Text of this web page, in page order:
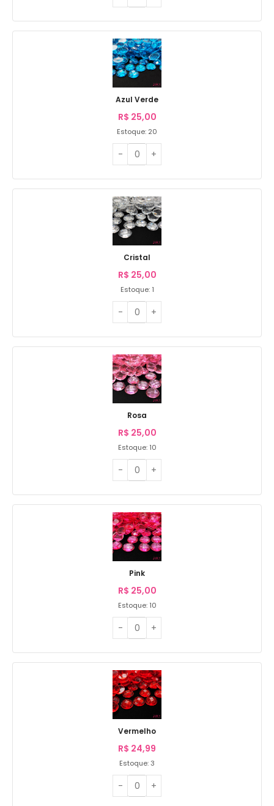
Azul Verde
R$ 25,00
Estoque: 20
Cristal
R$ 25,00
Estoque: 1
Rosa
R$ 25,00
Estoque: 10
Pink
R$ 25,00
Estoque: 10
Vermelho
R$ 24,99
Estoque: 3